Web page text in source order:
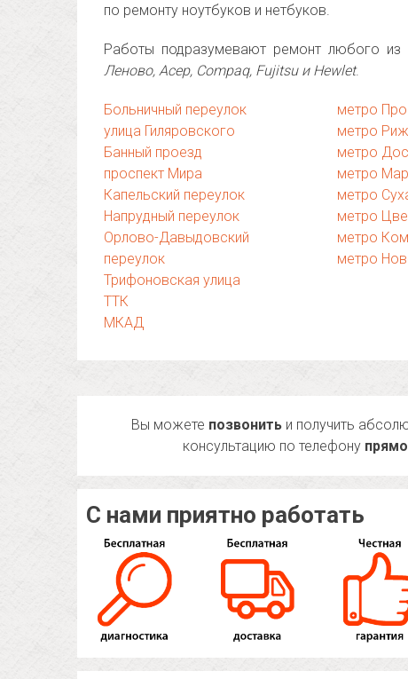
по ремонту ноутбуков и нетбуков.
Работы подразумевают ремонт любого из
Леново, Асер, Compaq, Fujitsu и Hewlet.
Больничный переулок
улица Гиляровского
Банный проезд
проспект Мира
Капельский переулок
Напрудный переулок
Орлово-Давыдовский
переулок
Трифоновская улица
ТТК
МКАД
метро
метро
метро
метро
метро
метро
метро
метро
Вы можете позвонить и получить
консультацию по телефону
С нами приятно работать